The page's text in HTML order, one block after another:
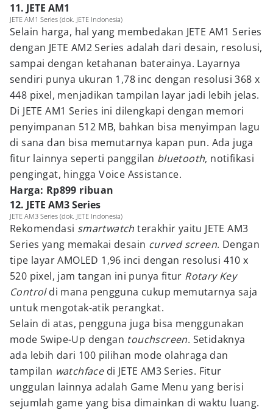
11. JETE AM1
JETE AM1 Series (dok. JETE Indonesia)
Selain harga, hal yang membedakan JETE AM1 Series
dengan JETE AM2 Series adalah dari desain, resolusi,
sampai dengan ketahanan baterainya. Layarnya
sendiri punya ukuran 1,78 inc dengan resolusi 368 x
448 pixel, menjadikan tampilan layar jadi lebih jelas.
Di JETE AM1 Series ini dilengkapi dengan memori
penyimpanan 512 MB, bahkan bisa menyimpan lagu
di sana dan bisa memutarnya kapan pun. Ada juga
fitur lainnya seperti panggilan bluetooth, notifikasi
pengingat, hingga Voice Assistance.
Harga: Rp899 ribuan
12. JETE AM3 Series
JETE AM3 Series (dok. JETE Indonesia)
Rekomendasi smartwatchterakhir yaitu JETE AM3
Series yang memakai desain curved screen. Dengan
tipe layar AMOLED 1,96 inci dengan resolusi 410 x
520 pixel, jam tangan ini punya fitur Rotary Key
Controldi mana pengguna cukup memutarnya saja
untuk mengotak-atik perangkat.
Selain di atas, pengguna juga bisa menggunakan
mode Swipe-Up dengan touchscreen. Setidaknya
ada lebih dari 100 pilihan mode olahraga dan
tampilan watchface di JETE AM3 Series. Fitur
unggulan lainnya adalah Game Menu yang berisi
sejumlah game yang bisa dimainkan di waktu luang.